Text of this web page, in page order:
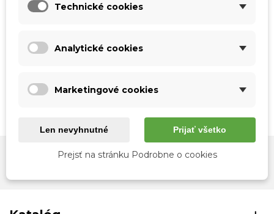
Pánske hodinky s
koženým remienkom
18,90 €
koženým remienkom
Zobrazené produkty: 1-2 z 2 položiek
Odber noviniek
Technické cookies
Analytické cookies
Marketingové cookies
Len nevyhnutné Prijať všetko
Prejsť na stránku Podrobne o cookies